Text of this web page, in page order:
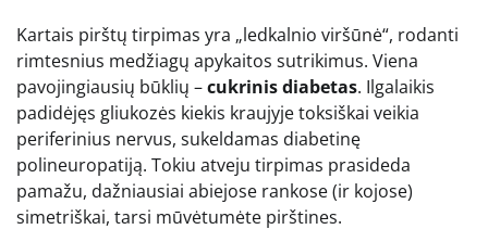
Kartais pirštų tirpimas yra „ledkalnio viršūnė“, rodanti
rimtesnius medžiagų apykaitos sutrikimus. Viena
pavojingiausių būklių –cukrinis diabetas. Ilgalaikis
padidėjęs gliukozės kiekis kraujyje toksiškai veikia
periferinius nervus, sukeldamas diabetinę
polineuropatiją. Tokiu atveju tirpimas prasideda
pamažu, dažniausiai abiejose rankose (ir kojose)
simetriškai, tarsi mūvėtumėte pirštines.